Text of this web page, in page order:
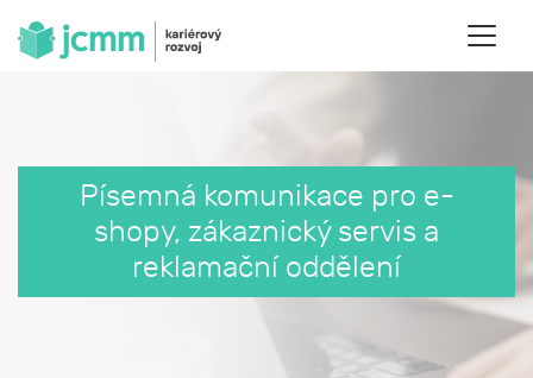
Písemná komunikace pro e-
shopy, zákaznický servis a
reklamační oddělení